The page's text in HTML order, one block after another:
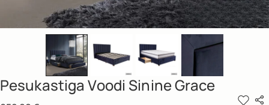
Pesukastiga Voodi Sinine Grace